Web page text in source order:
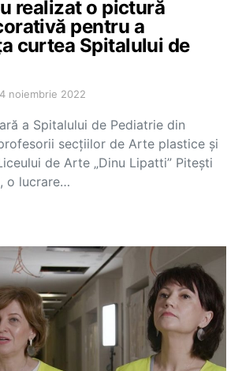
realizat o pictură
pentru a
curtea Spitalului de
4 noiembrie 2022
a Spitalului de Pediatrie din
secțiilor de Arte plastice și
de Arte „Dinu Lipatti” Pitești
o lucrare…